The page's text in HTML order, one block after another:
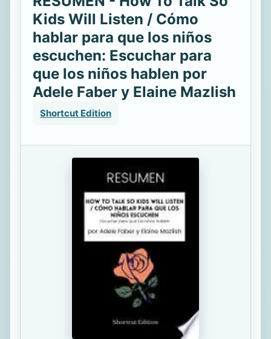
Kids Will Listen / Cómo
hablar para que los niños
escuchen: Escuchar para
que los niños hablen por
Adele Faber y Elaine Mazlish
Shortcut Edition